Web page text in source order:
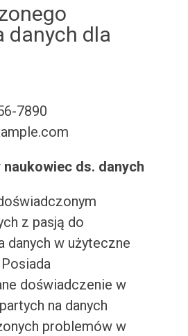
danych dla
7890
ds. danych
z pasją do
danych w użyteczne
doświadczenie w
na danych
problemów w